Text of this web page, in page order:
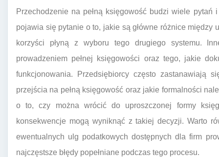
Przechodzenie na pełną księgowość budzi wiele pytań
pojawia się pytanie o to, jakie są główne różnice między
korzyści płyną z wyboru tego drugiego systemu.
prowadzeniem pełnej księgowości oraz tego, jakie
funkcjonowania. Przedsiębiorcy często zastanawiają
przejścia na pełną księgowość oraz jakie formalności
o to, czy można wrócić do uproszczonej formy
konsekwencje mogą wyniknąć z takiej decyzji. Warto
ewentualnych ulg podatkowych dostępnych dla firm
najczęstsze błędy popełniane podczas tego procesu.